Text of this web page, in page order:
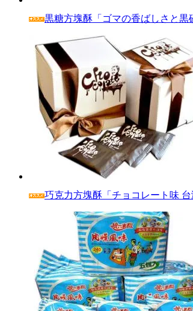
黒糖方塊酥「ゴマの香ばしさと黒
巧克力方塊酥「チョコレート味 台